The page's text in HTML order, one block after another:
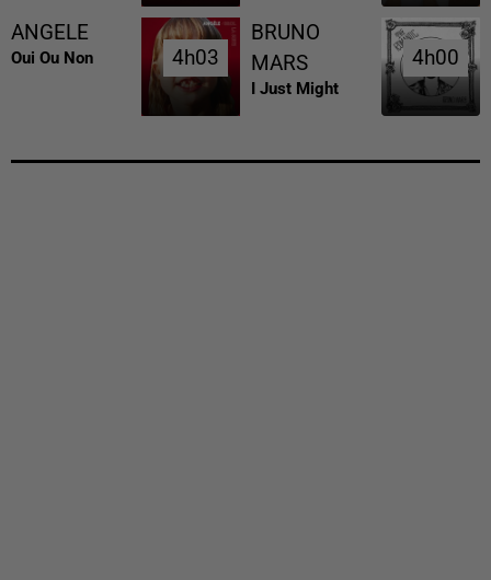
ANGELE
Oui Ou Non 4h03
4h03
BRUNO
MARS
I Just Might
4h00
4h00